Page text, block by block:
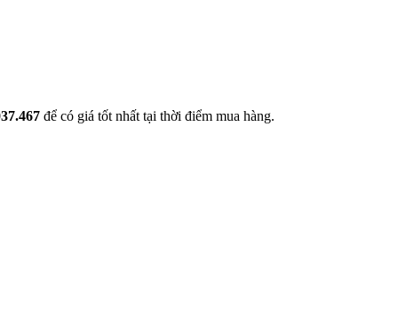
để có giá tốt nhất tại thời điểm mua hàng.